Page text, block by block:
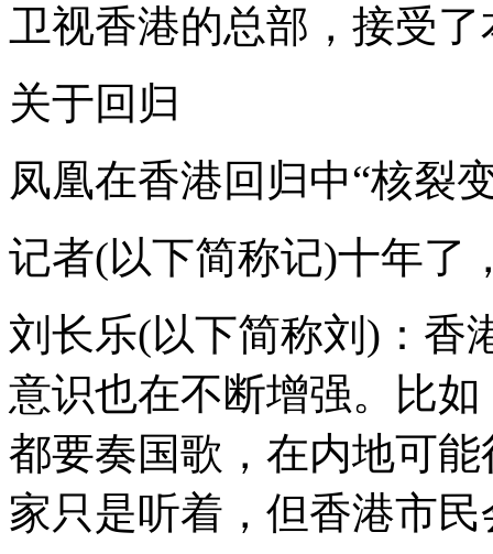
卫视香港的总部，接受
关于回归
凤凰在香港回归中“核裂
记者(以下简称记)十年了
刘长乐(以下简称刘)：香
意识也在不断增强。比
都要奏国歌，在内地可
家只是听着，但香港市